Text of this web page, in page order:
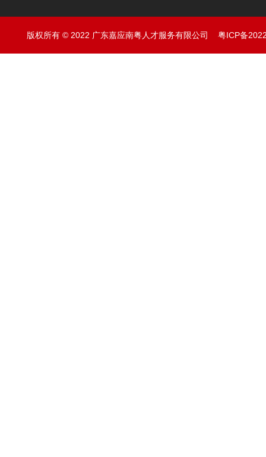
版权所有 © 2022 广东嘉应南粤人才服务有限公司 粤ICP备